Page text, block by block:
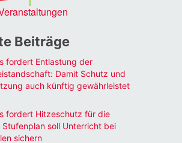
Beiträge
fordert Entlastung der
Damit Schutz und
auch künftig gewährleistet
fordert Hitzeschutz für die
Stufenplan soll Unterricht bei
sichern